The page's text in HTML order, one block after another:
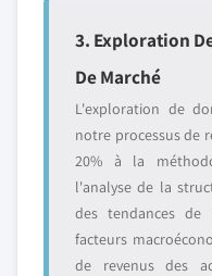
3. Exploration
De Marché
L'exploration de
notre processus de
20% à la
l'analyse de la
des tendances de
facteurs
de revenus des